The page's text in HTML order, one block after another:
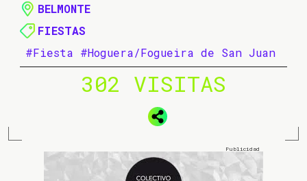
BELMONTE
FIESTAS
#Fiesta #Hoguera/Fogueira de San Juan
302 VISITAS